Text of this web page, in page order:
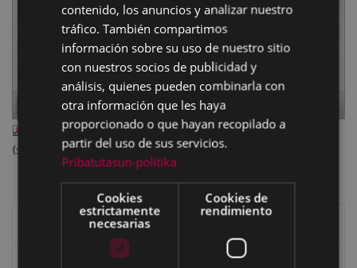
Page 1 of16
II_92_feb_339.pdf— PDF document, 12.25 MB
(12846010 bytes)
Libros de Eibar
SPANISH
contenido, los anuncios y analizar nuestro
tráfico. También compartimos
información sobre su uso de nuestro sitio
con nuestros socios de publicidad y
análisis, quienes pueden combinarla con
otra información que les haya
proporcionado o que hayan recopilado a
partir del uso de sus servicios.
Pribatutasun-politika
Cookies
estrictamente
necesarias
Cookies de
rendimiento